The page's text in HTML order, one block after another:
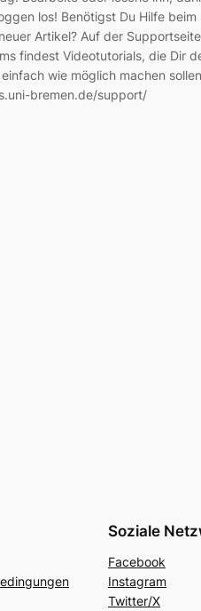
los! Benötigst Du Hilfe beim
Artikel? Auf der
findest Videotutorials, die Dir
wie möglich machen
bremen.de/support/
Soziale
Facebook
Instagram
Twitter/X